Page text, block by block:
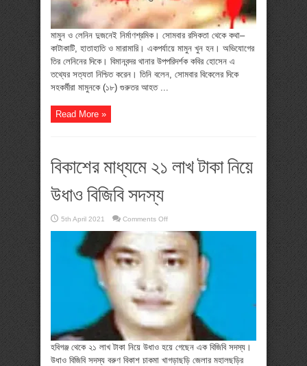
মামুন ও লেনিন দুজনেই নির্মাণশ্রমিক। সোমবার রসিকতা থেকে কথা–
কাটাকাটি, হাতাহাতি ও মারামারি। একপর্যায়ে মামুন খুন হন। অভিযোগের
তির লেনিনের দিকে। বিমানবন্দর থানার উপপরিদর্শক কবির হোসেন এ
তথ্যের সত্যতা নিশ্চিত করেন। তিনি বলেন, সোমবার বিকেলের দিকে
সহকর্মীরা মামুনকে (১৮) গুরুতর আহত ...
Read More »
বিকাশের মাধ্যমে ২১ লাখ টাকা নিয়ে
উধাও বিজিবি সদস্য
5th April 2021 Comments Offon
মাধ্যমে
লাখ
টাকা
নিয়ে
উধাও
বিজিবি
হবিগঞ্জ থেকে ২১ লাখ টাকা নিয়ে উধাও হয়ে গেছেন এক বিজিবি সদস্য।
উধাও বিজিবি সদস্য বরুণ বিকাশ চাকমা খাগড়াছড়ি জেলার মহালছড়ির